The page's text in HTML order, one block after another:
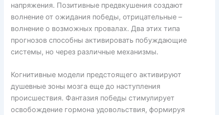
напряжения. Позитивные предвкушения создают
волнение от ожидания победы, отрицательные –
волнение о возможных провалах. Два этих типа
прогнозов способны активировать побуждающие
системы, но через различные механизмы.
Когнитивные модели предстоящего активируют
душевные зоны мозга еще до наступления
происшествия. Фантазия победы стимулирует
освобождение гормона удовольствия, формируя